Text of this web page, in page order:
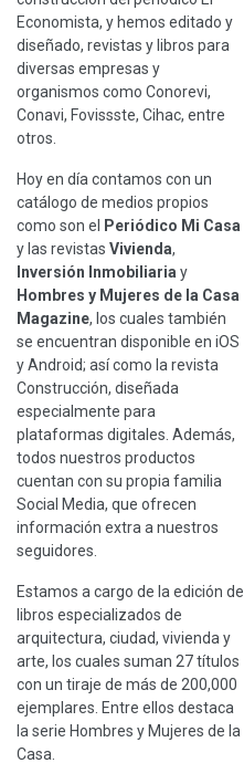
Economista, y hemos editado y
diseñado, revistas y libros para
diversas empresas y
organismos como Conorevi,
Conavi, Fovissste, Cihac, entre
otros.
Hoy en día contamos con un
catálogo de medios propios
como son el
Periódico Mi Casa
y las revistas Vivienda,
Inversión Inmobiliaria y
Hombres y Mujeres de la Casa
Magazine, los cuales también
se encuentran disponible en iOS
y Android; así como la revista
Construcción, diseñada
especialmente para
plataformas digitales. Además,
todos nuestros productos
cuentan con su propia familia
Social Media, que ofrecen
información extra a nuestros
seguidores.
Estamos a cargo de la edición de
libros especializados de
arquitectura, ciudad, vivienda y
arte, los cuales suman 27 títulos
con un tiraje de más de 200,000
ejemplares. Entre ellos destaca
la serie Hombres y Mujeres de la
Casa.